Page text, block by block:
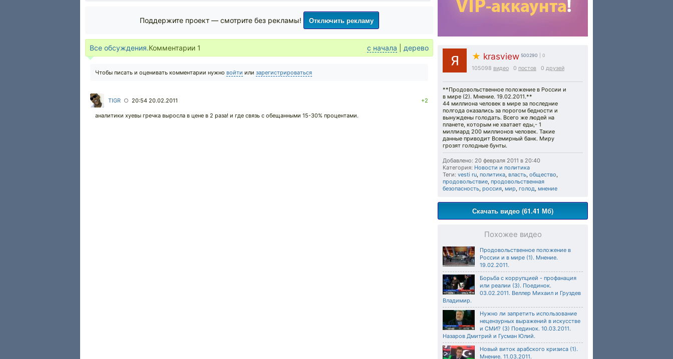
★ krasview 500290 | 0
105098 видео 0 постов 0 друзей
**Продовольственное положение в России и
в мире (2). Мнение. 19.02.2011.**
44 миллиона человек в мире за последние
полгода оказались за порогом бедности и
вынуждены голодать. Всего же людей на
планете, которым не хватает еды,- 1
миллиард 200 миллионов человек. Такие
данные приводит Всемирный банк. Миру
грозят голодные бунты.
Добавлено: 20 февраля 2011 в 20:40
Категория: Новости и политика
Теги: vesti ru, политика, власть, общество,
продовольствие, продовольственная
безопасность, россия, мир, голод, мнение
Скачать видео (61.41 Мб)
Похожее видео
Продовольственное положение в
России и в мире (1). Мнение.
19.02.2011.
Борьба с коррупцией - профанация
или реалии (3). Поединок.
03.02.2011. Веллер Михаил и Груздев
Владимир.
Нужно ли запретить использование
нецензурных выражений в искусстве
и СМИ? (3) Поединок. 10.03.2011.
Назаров Дмитрий и Гусман Юлий.
Новый виток арабского кризиса (1).
Мнение. 11.03.2011.
Поддержите проект — смотрите без рекламы! Отключить рекламу
Все обсуждения.Комментарии 1 с начала дерево
Чтобы писать и оценивать комментарии нужно войти или зарегистрироваться
TIGR ○ 20:54 20.02.2011 +2
аналитики хуевы гречка выросла в цене в 2 раза! и где связь с обещанными 15-30% процентами.